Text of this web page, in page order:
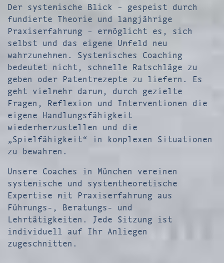
Der systemische Blick – gespeist durch
fundierte Theorie und langjährige
Praxiserfahrung – ermöglicht es, sich
selbst und das eigene Umfeld neu
wahrzunehmen. Systemisches Coaching
bedeutet nicht, schnelle Ratschläge zu
geben oder Patentrezepte zu liefern. Es
geht vielmehr darum, durch gezielte
Fragen, Reflexion und Interventionen die
eigene Handlungsfähigkeit
wiederherzustellen und die
„Spielfähigkeit“ in komplexen Situationen
zu bewahren.
Unsere Coaches in München vereinen
systemische und systemtheoretische
Expertise mit Praxiserfahrung aus
Führungs-, Beratungs- und
Lehrtätigkeiten. Jede Sitzung ist
individuell auf Ihr Anliegen
zugeschnitten.